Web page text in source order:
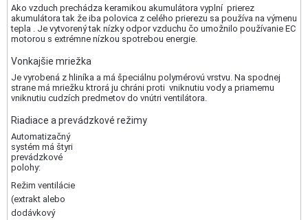
Ako vzduch prechádza keramikou akumulátora vyplní prierez
akumulátora tak že iba polovica z celého prierezu sa používa na výmenu
tepla . Je vytvorený tak nízky odpor vzduchu čo umožnilo používanie EC
motorou s extrémne nízkou spotrebou energie.
Vonkajšie mriežka
Je vyrobená z hliníka a má špeciálnu polymérovú vrstvu. Na spodnej
strane má mriežku ktrorá ju chráni proti vniknutiu vody a priamemu
vniknutiu cudzích predmetov do vnútri ventilátora.
Riadiace a prevádzkové režimy
Automatizačný
systém má štyri
prevádzkové
polohy:
Režim ventilácie
(extrakt alebo
dodávkový